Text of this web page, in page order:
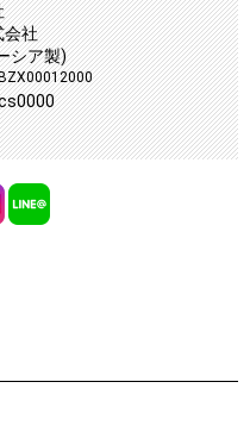
会社
シア製)